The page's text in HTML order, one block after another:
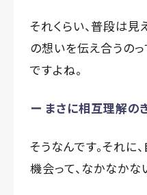
それくらい、普段は
の想いを伝え合うの
ですよね。
ー まさに相互理解の
そうなんです。それに
機会って、なかなかな